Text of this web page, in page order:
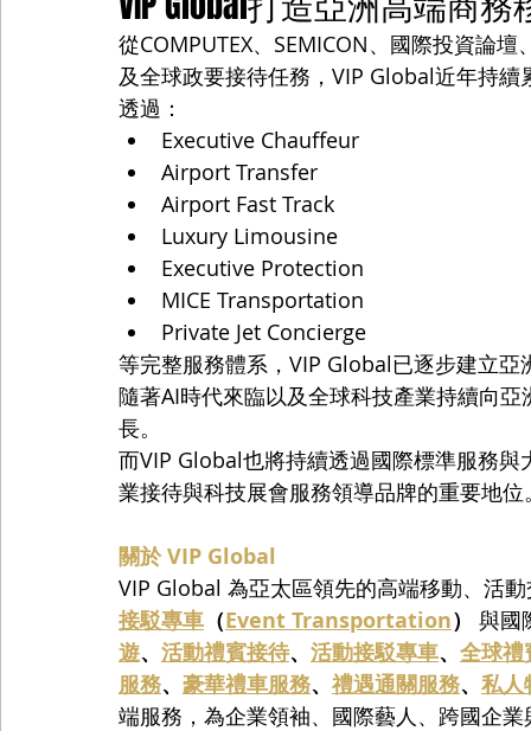
從COMPUTEX、SEMICON、國際投資論
及全球政要接待任務，VIP Global近年持
透過：
Executive Chauffeur
Airport Transfer
Airport Fast Track
Luxury Limousine
Executive Protection
MICE Transportation
Private Jet Concierge
等完整服務體系，VIP Global已逐步建立
隨著AI時代來臨以及全球科技產業持續向
長。
而VIP Global也將持續透過國際標準服務
業接待與科技展會服務領導品牌的重要地位
關於 VIP Global
VIP Global 為亞太區領先的高端移動、活
接駁專車 （Event Transportation） 與國
遊、 活動禮賓接待、 活動接駁專車、 全球禮
服務、 豪華禮車服務、 禮遇通關服務、 私人
端服務，為企業領袖、國際藝人、跨國企